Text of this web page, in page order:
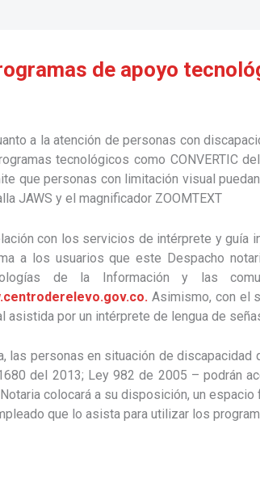
de apoyo
a la atención de personas con
tecnológicos como CONVERTIC
que personas con limitación visual
JAWS y el magnificador ZOOMTEXT
con los servicios de intérprete y guía
a los usuarios que este Despacho
de la Información y las
Asimismo, con el
asistida por un intérprete de lengua de
las personas en situación de
del 2013; Ley 982 de 2005 – podrán
colocará a su disposición, un
que lo asista para utilizar los